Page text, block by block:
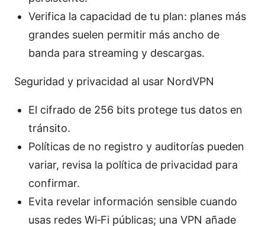
Verifica la capacidad de tu plan: planes más
grandes suelen permitir más ancho de
banda para streaming y descargas.
Seguridad y privacidad al usar NordVPN
El cifrado de 256 bits protege tus datos en
tránsito.
Políticas de no registro y auditorías pueden
variar, revisa la política de privacidad para
confirmar.
Evita revelar información sensible cuando
usas redes Wi‑Fi públicas; una VPN añade